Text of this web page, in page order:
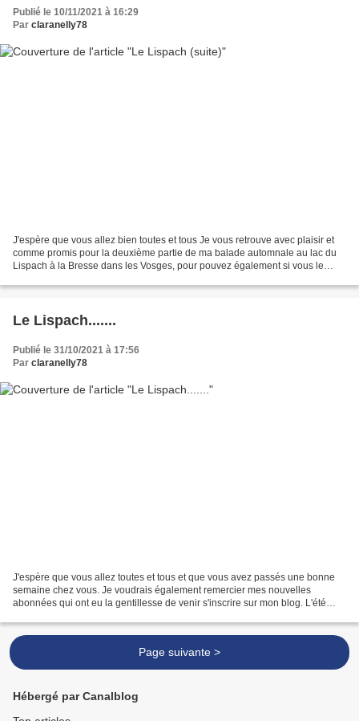
Publié le 10/11/2021 à 16:29
Par claranelly78
J'espère que vous allez bien toutes et tous Je vous retrouve avec plaisir et
comme promis pour la deuxième partie de ma balade automnale au lac du
Lispach à la Bresse dans les Vosges, pour pouvez également si vous le
Le Lispach.......
Publié le 31/10/2021 à 17:56
Par claranelly78
J'espère que vous allez toutes et tous et que vous avez passés une bonne
semaine chez vous. Je voudrais également remercier mes nouvelles
abonnées qui ont eu la gentillesse de venir s'inscrire sur mon blog. L'été
Page suivante >
Hébergé par Canalblog